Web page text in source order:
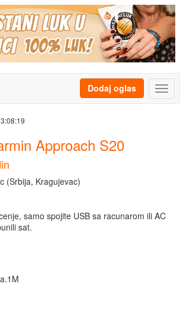
Dodaj oglas
Approach S20
(Srbija, Kragujevac)
samo spojite USB sa racunarom ili AC
sat.